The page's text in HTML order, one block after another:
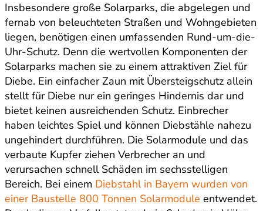
Insbesondere große Solarparks, die abgelegen und
fernab von beleuchteten Straßen und Wohngebieten
liegen, benötigen einen umfassenden Rund-um-die-
Uhr-Schutz. Denn die wertvollen Komponenten der
Solarparks machen sie zu einem attraktiven Ziel für
Diebe. Ein einfacher Zaun mit Übersteigschutz allein
stellt für Diebe nur ein geringes Hindernis dar und
bietet keinen ausreichenden Schutz. Einbrecher
haben leichtes Spiel und können Diebstähle nahezu
ungehindert durchführen. Die Solarmodule und das
verbaute Kupfer ziehen Verbrecher an und
verursachen schnell Schäden im sechsstelligen
Bereich. Bei einem Diebstahl in Bayern wurden von
einer Baustelle 800 Tonnen Solarmodule entwendet.